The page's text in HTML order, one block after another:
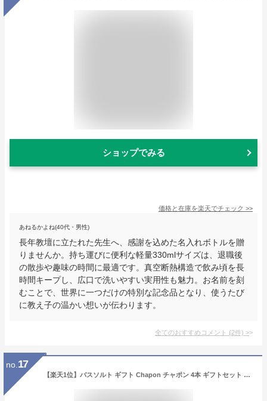
ショップでみる
価格と在庫を楽天でチェック >>
あねるかよね(40代・男性)
長年教壇に立たれた先生へ、感謝を込めた名入れボトルを贈
りませんか。持ち運びに便利な軽量330mlサイズは、退職後
の散歩や趣味の時間に最適です。真空断熱構造で飲み頃を長
時間キープし、広口で洗いやすい実用性も魅力。お名前を刻
むことで、世界に一つだけの特別な記念品となり、使うたび
に教え子の温かい想いが伝わります。
全てのおすすめコメント (2件) >
no. 17
【楽天1位】バスソルト ギフト Chapon チャポン 4本 ギフトセット お中元 高級 入浴剤 誕生日 出産内祝 出産祝い 内祝 お返し プレゼント 女性 男性 癒し グッズ 疲れ リラックス プチギフト おしゃれ かわいい アロマ 保湿 無添加